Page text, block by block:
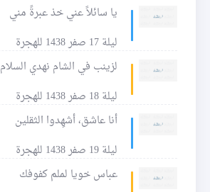
يا سائلاً عني خذ عبرةً مني
ليلة 17 صفر 1438 للهجرة
لزينب في الشام نهدي السلام
ليلة 18 صفر 1438 للهجرة
أنا عاشق، أشهِدوا الثقلين
ليلة 19 صفر 1438 للهجرة
عباس خويا لملم كفوفك